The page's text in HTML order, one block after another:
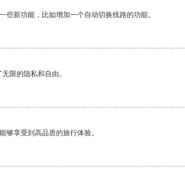
新功能，比如增加一个自动切换线路的功能。
限的隐私和自由。
够享受到高品质的旅行体验。